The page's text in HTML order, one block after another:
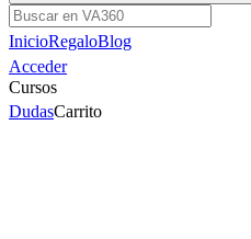
Buscar
InicioRegaloBlog
Acceder
Cursos
DudasCarrito